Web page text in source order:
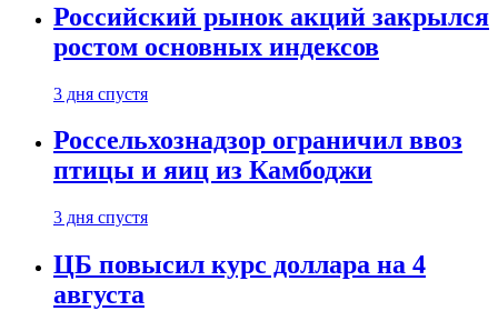
Российский рынок акций закрылся
ростом основных индексов
3 дня спустя
Россельхознадзор ограничил ввоз
птицы и яиц из Камбоджи
3 дня спустя
ЦБ повысил курс доллара на 4
августа